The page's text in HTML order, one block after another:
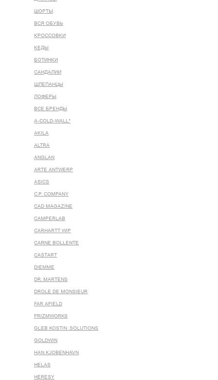
ШОРТЫ
ВСЯ ОБУВЬ
КРОССОВКИ
КЕДЫ
БОТИНКИ
САНДАЛИИ
ШЛЕПАНЦЫ
ЛОФЕРЫ
ВСЕ БРЕНДЫ
A-COLD-WALL*
AKILA
ALTRA
ANGLAN
ARTE ANTWERP
ASICS
C.P. COMPANY
CAD MAGAZINE
CAMPERLAB
CARHARTT WIP
CARNE BOLLENTE
CASTART
DIEMME
DR. MARTENS
DROLE DE MONSIEUR
FAR AFIELD
FRIZMWORKS
GLEB KOSTIN .SOLUTIONS
GOLDWIN
HAN KJOBENHAVN
HELAS
HERESY